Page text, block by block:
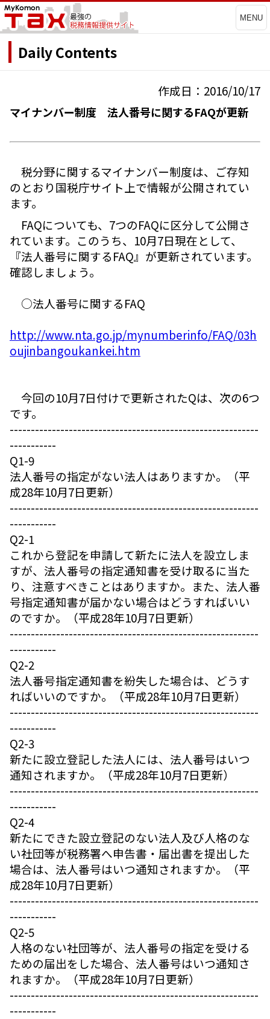
MENU
Daily Contents
作成日：2016/10/17
マイナンバー制度 法人番号に関するFAQが更新
税分野に関するマイナンバー制度は、ご存知
のとおり国税庁サイト上で情報が公開されてい
ます。
FAQについても、7つのFAQに区分して公開さ
れています。このうち、10月7日現在として、
『法人番号に関するFAQ』が更新されています。
確認しましょう。
○法人番号に関するFAQ
http://www.nta.go.jp/mynumberinfo/FAQ/03h
oujinbangoukankei.htm
今回の10月7日付けで更新されたQは、次の6つ
です。
-----------------------------------------------------------
-----------
Q1-9
法人番号の指定がない法人はありますか。（平
成28年10月7日更新）
-----------------------------------------------------------
-----------
Q2-1
これから登記を申請して新たに法人を設立しま
すが、法人番号の指定通知書を受け取るに当た
り、注意すべきことはありますか。また、法人番
号指定通知書が届かない場合はどうすればいい
のですか。（平成28年10月7日更新）
-----------------------------------------------------------
-----------
Q2-2
法人番号指定通知書を紛失した場合は、どうす
ればいいのですか。（平成28年10月7日更新）
-----------------------------------------------------------
-----------
Q2-3
新たに設立登記した法人には、法人番号はいつ
通知されますか。（平成28年10月7日更新）
-----------------------------------------------------------
-----------
Q2-4
新たにできた設立登記のない法人及び人格のな
い社団等が税務署へ申告書・届出書を提出した
場合は、法人番号はいつ通知されますか。（平
成28年10月7日更新）
-----------------------------------------------------------
-----------
Q2-5
人格のない社団等が、法人番号の指定を受ける
ための届出をした場合、法人番号はいつ通知さ
れますか。（平成28年10月7日更新）
-----------------------------------------------------------
-----------